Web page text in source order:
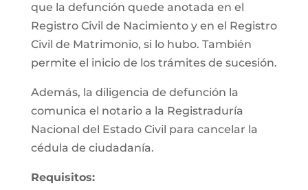
que la defunción quede anotada en el
Registro Civil de Nacimiento y en el Registro
Civil de Matrimonio, si lo hubo. También
permite el inicio de los trámites de sucesión.
Además, la diligencia de defunción la
comunica el notario a la Registraduría
Nacional del Estado Civil para cancelar la
cédula de ciudadanía.
Requisitos: